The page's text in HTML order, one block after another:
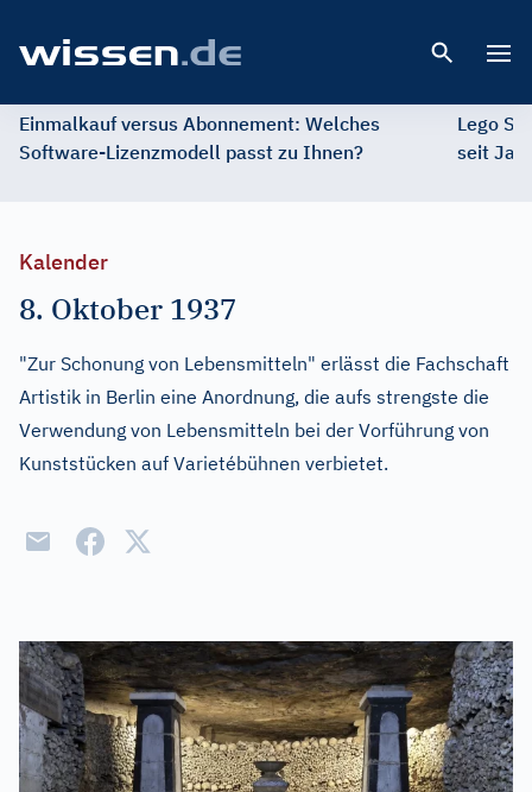
Einmalkauf versus Abonnement: Welches
Software-Lizenzmodell passt zu Ihnen?
Lego
seit
Kalender
8. Oktober 1937
"Zur Schonung von Lebensmitteln" erlässt die Fachschaft
Artistik in Berlin eine Anordnung, die aufs strengste die
Verwendung von Lebensmitteln bei der Vorführung von
Kunststücken auf Varietébühnen verbietet.